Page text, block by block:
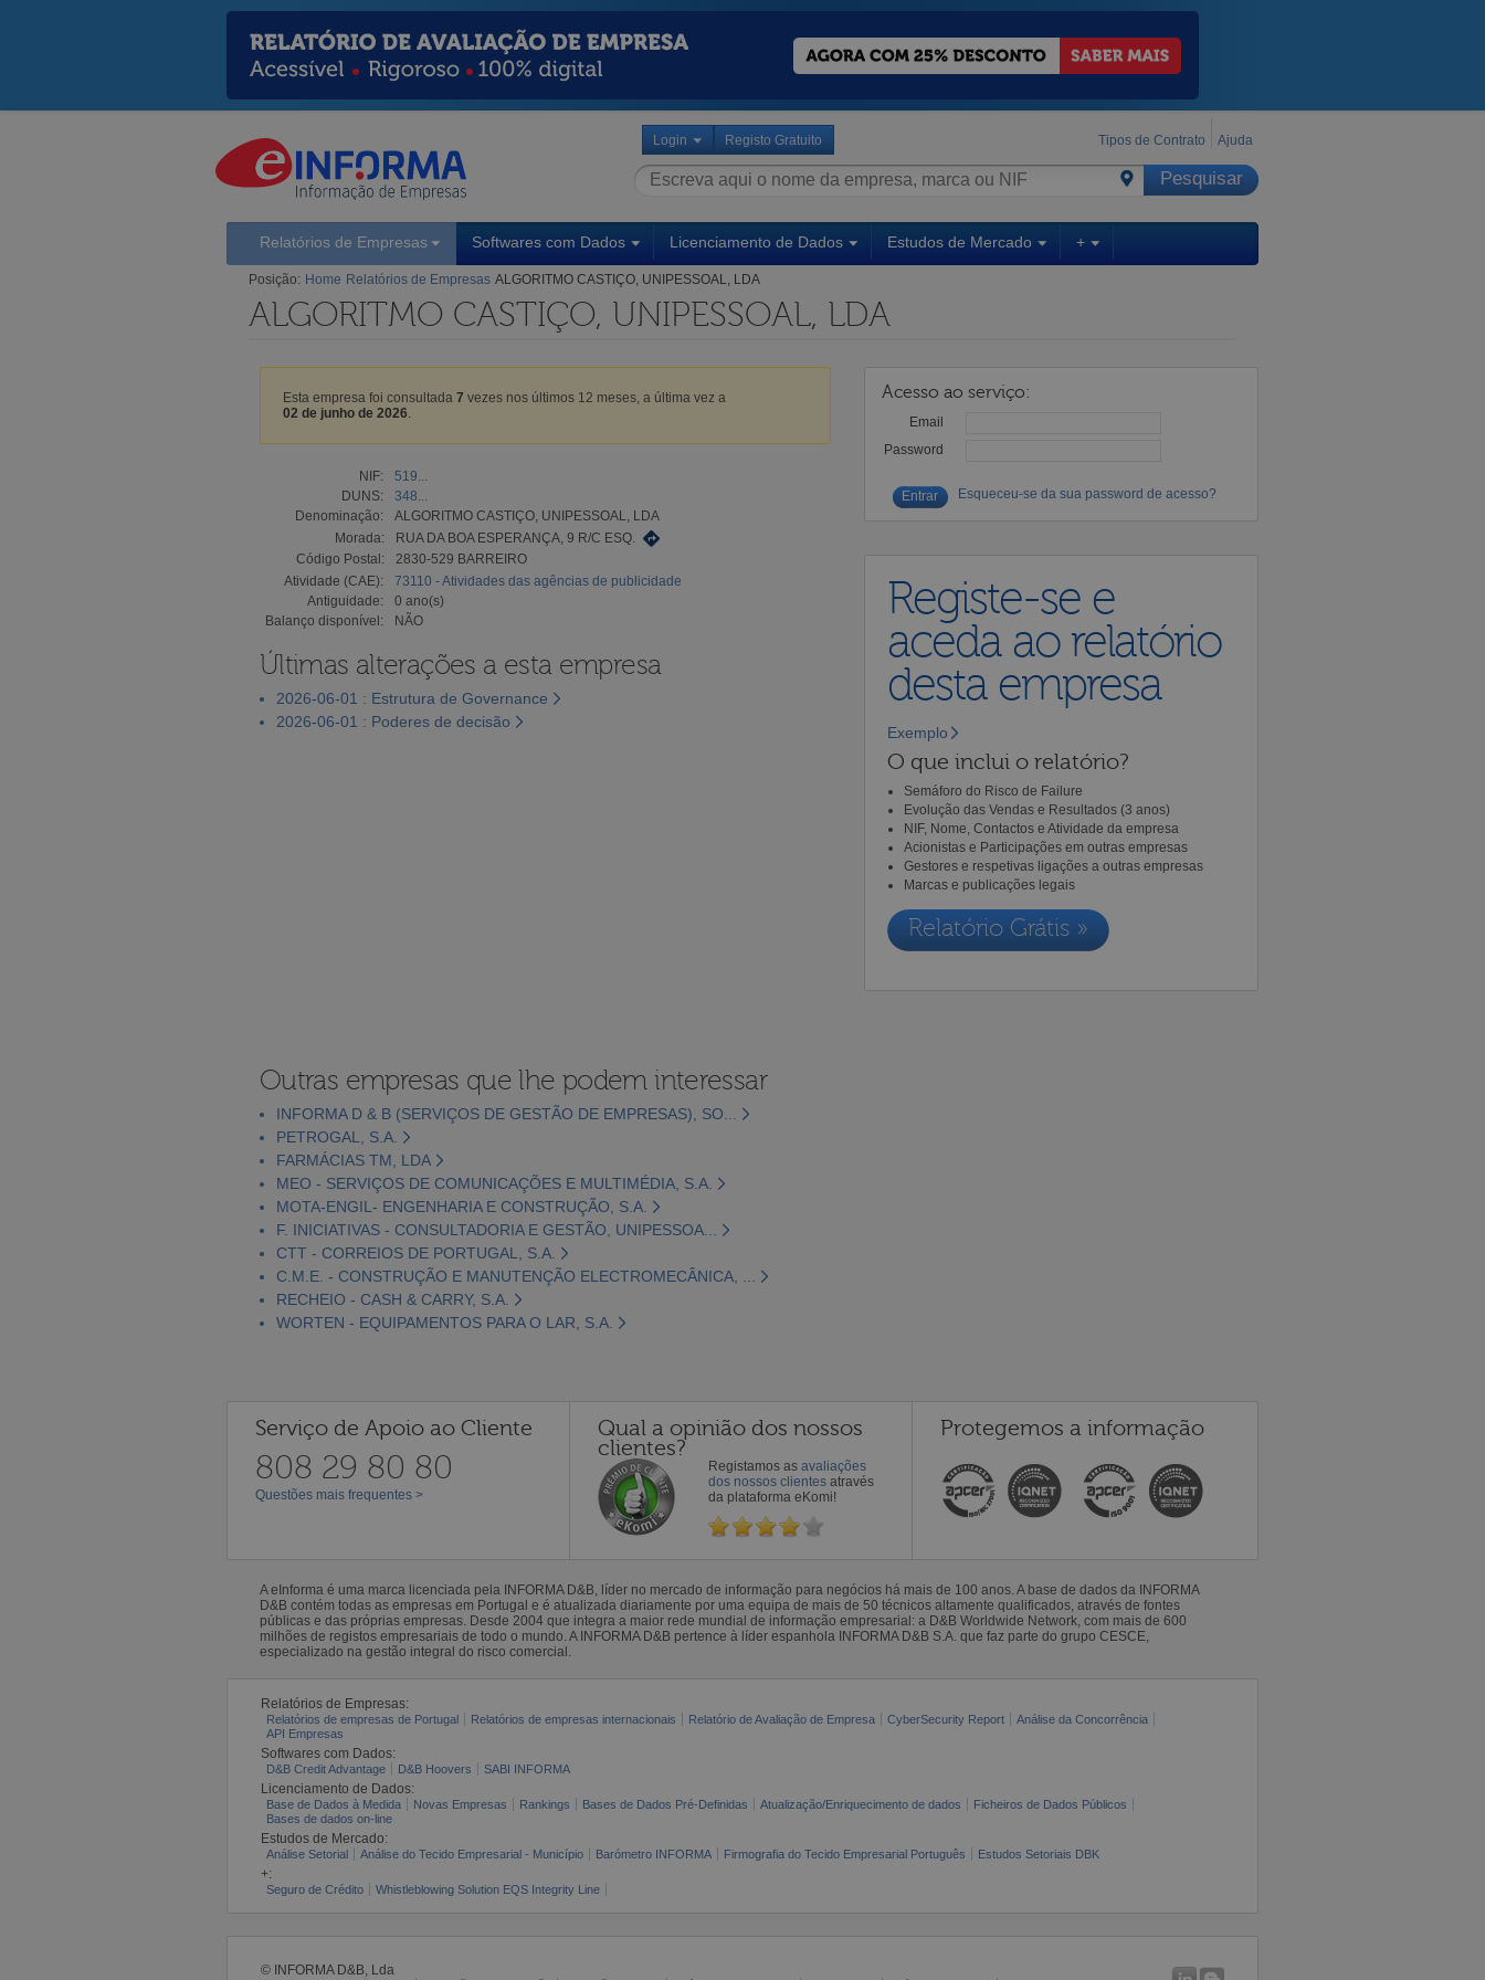
Login Registo Gratuito Tipos de Contrato Ajuda
Relatórios de Empresas Softwares com Dados Licenciamento de Dados Estudos de Mercado +
Posição: Home Relatórios de Empresas ALGORITMO CASTIÇO, UNIPESSOAL, LDA
ALGORITMO CASTIÇO, UNIPESSOAL, LDA
Esta empresa foi consultada 7 vezes nos últimos 12 meses, a última vez a
02 de junho de 2026
NIF:
519...
DUNS:
348...
Denominação:
ALGORITMO CASTIÇO, UNIPESSOAL, LDA
Morada:
RUA DA BOA ESPERANÇA, 9 R/C ESQ.
Código Postal:
2830-529 BARREIRO
Atividade (CAE):
73110 - Atividades das agências de publicidade
Antiguidade:
0 ano(s)
Balanço disponível:
NÃO
Últimas alterações a esta empresa
2026-06-01 : Estrutura de Governance
2026-06-01 : Poderes de decisão
Acesso ao serviço:
Email
Password
Esqueceu-se da sua password de acesso?
Registe-se e
aceda ao relatório
desta empresa
Exemplo
O que inclui o relatório?
Semáforo do Risco de Failure
Evolução das Vendas e Resultados (3 anos)
NIF, Nome, Contactos e Atividade da empresa
Acionistas e Participações em outras empresas
Gestores e respetivas ligações a outras empresas
Marcas e publicações legais
Relatório Grátis »
Outras empresas que lhe podem interessar
INFORMA D & B (SERVIÇOS DE GESTÃO DE EMPRESAS), SO...
PETROGAL, S.A.
FARMÁCIAS TM, LDA
MEO - SERVIÇOS DE COMUNICAÇÕES E MULTIMÉDIA, S.A.
MOTA-ENGIL- ENGENHARIA E CONSTRUÇÃO, S.A.
F. INICIATIVAS - CONSULTADORIA E GESTÃO, UNIPESSOA...
CTT - CORREIOS DE PORTUGAL, S.A.
C.M.E. - CONSTRUÇÃO E MANUTENÇÃO ELECTROMECÂNICA, ...
RECHEIO - CASH & CARRY, S.A.
WORTEN - EQUIPAMENTOS PARA O LAR, S.A.
Serviço de Apoio ao Cliente
808 29 80 80
Questões mais frequentes >
Qual a opinião dos nossos
clientes?
Registamos as avaliações
dos nossos clientes através
da plataforma eKomi!
Protegemos a informação
A eInforma é uma marca licenciada pela INFORMA D&B, líder no mercado de informação para negócios há mais de 100 anos. A base de dados da INFORMA
D&B contém todas as empresas em Portugal e é atualizada diariamente por uma equipa de mais de 50 técnicos altamente qualificados, através de fontes
públicas e das próprias empresas. Desde 2004 que integra a maior rede mundial de informação empresarial: a D&B Worldwide Network, com mais de 600
milhões de registos empresariais de todo o mundo. A INFORMA D&B pertence à líder espanhola INFORMA D&B S.A. que faz parte do grupo CESCE,
especializado na gestão integral do risco comercial.
Relatórios de Empresas:
Relatórios de empresas de Portugal Relatórios de empresas internacionais Relatório de Avaliação de Empresa CyberSecurity Report
Análise da Concorrência
API Empresas
Softwares com Dados:
D&B Credit Advantage D&B Hoovers SABI INFORMA
Licenciamento de Dados:
Base de Dados à Medida Novas Empresas Rankings Bases de Dados Pré-Definidas Atualização/Enriquecimento de dados
Ficheiros de Dados Públicos
Bases de dados on-line
Estudos de Mercado:
Análise Setorial Análise do Tecido Empresarial - Município Barómetro INFORMA Firmografia do Tecido Empresarial Português Estudos Setoriais DBK
+:
Seguro de Crédito Whistleblowing Solution EQS Integrity Line
© INFORMA D&B, Lda